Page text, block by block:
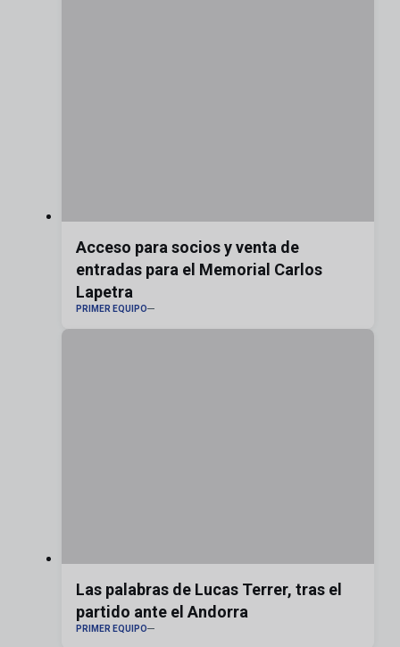
Acceso para socios y venta de
entradas para el Memorial Carlos
Lapetra
PRIMER EQUIPO
Las palabras de Lucas Terrer, tras el
partido ante el Andorra
PRIMER EQUIPO